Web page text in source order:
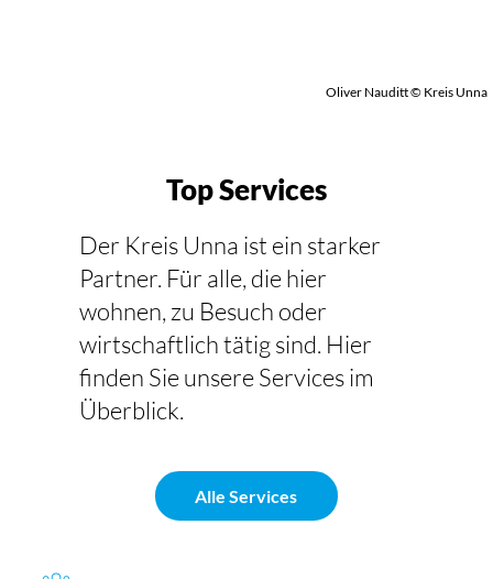
Oliver Nauditt © Kreis Unna
Top Services
Der Kreis Unna ist ein starker
Partner. Für alle, die hier
wohnen, zu Besuch oder
wirtschaftlich tätig sind. Hier
finden Sie unsere Services im
Überblick.
Alle Services